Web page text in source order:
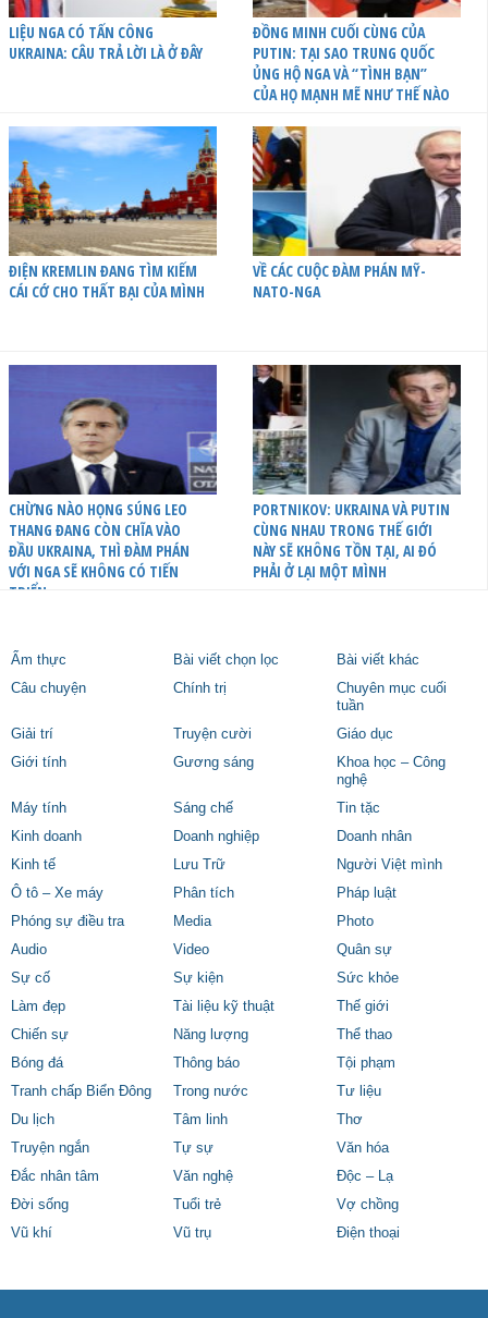
LIỆU NGA CÓ TẤN CÔNG
UKRAINA: CÂU TRẢ LỜI LÀ Ở ĐÂY
ĐỒNG MINH CUỐI CÙNG CỦA
PUTIN: TẠI SAO TRUNG QUỐC
ỦNG HỘ NGA VÀ “TÌNH BẠN”
CỦA HỌ MẠNH MẼ NHƯ THẾ NÀO
ĐIỆN KREMLIN ĐANG TÌM KIẾM
CÁI CỚ CHO THẤT BẠI CỦA MÌNH
VỀ CÁC CUỘC ĐÀM PHÁN MỸ-
NATO-NGA
CHỪNG NÀO HỌNG SÚNG LEO
THANG ĐANG CÒN CHĨA VÀO
ĐẦU UKRAINA, THÌ ĐÀM PHÁN
VỚI NGA SẼ KHÔNG CÓ TIẾN
TRIỂN
PORTNIKOV: UKRAINA VÀ PUTIN
CÙNG NHAU TRONG THẾ GIỚI
NÀY SẼ KHÔNG TỒN TẠI, AI ĐÓ
PHẢI Ở LẠI MỘT MÌNH
Ẩm thực Bài viết chọn lọc
Bài viết khác
Câu chuyện
Chính trị
Chuyên mục cuối
tuần
Giải trí
Truyện cười
Giáo dục
Giới tính
Gương sáng
Khoa học – Công
nghệ
Máy tính
Sáng chế
Tin tặc
Kinh doanh
Doanh nghiệp
Doanh nhân
Kinh tế
Lưu Trữ
Người Việt mình
Ô tô – Xe máy
Phân tích
Pháp luật
Phóng sự điều tra
Media
Photo
Audio
Video
Quân sự
Sự cố
Sự kiện
Sức khỏe
Làm đẹp
Tài liệu kỹ thuật
Thế giới
Chiến sự
Năng lượng
Thể thao
Bóng đá
Thông báo
Tội phạm
Tranh chấp Biển Đông
Trong nước
Tư liệu
Du lịch
Tâm linh
Thơ
Truyện ngắn
Tự sự
Văn hóa
Đắc nhân tâm
Văn nghệ
Độc – Lạ
Đời sống
Tuổi trẻ
Vợ chồng
Vũ khí
Vũ trụ Điện thoại